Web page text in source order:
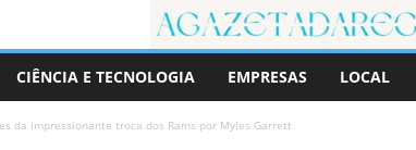
CIÊNCIA E TECNOLOGIA EMPRESAS LOCAL
da impressionante troca dos Rams por Myles Garrett